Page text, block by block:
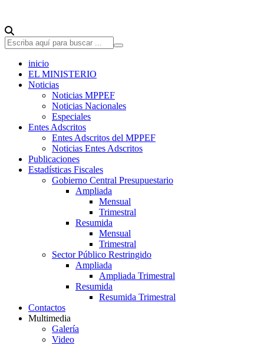
inicio
EL MINISTERIO
Noticias
Noticias MPPEF
Noticias Nacionales
Especiales
Entes Adscritos
Entes Adscritos del MPPEF
Noticias Entes Adscritos
Publicaciones
Estadísticas Fiscales
Gobierno Central Presupuestario
Ampliada
Mensual
Trimestral
Resumida
Mensual
Trimestral
Sector Público Restringido
Ampliada
Ampliada Trimestral
Resumida
Resumida Trimestral
Contactos
Multimedia
Galería
Video